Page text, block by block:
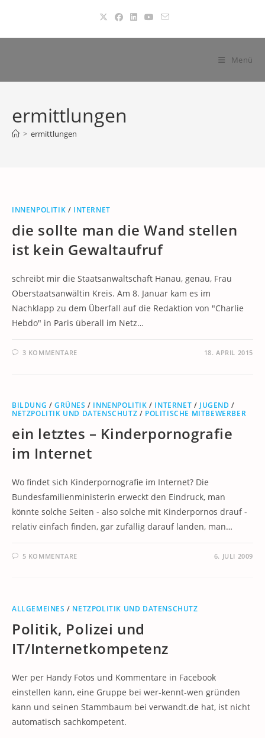
springen
Menü
ermittlungen
> ermittlungen
INNENPOLITIK / INTERNET
die sollte man die Wand stellen
ist kein Gewaltaufruf
schreibt mir die Staatsanwaltschaft Hanau, genau, Frau
Oberstaatsanwältin Kreis. Am 8. Januar kam es im
Nachklapp zu dem Überfall auf die Redaktion von "Charlie
Hebdo" in Paris überall im Netz…
3 KOMMENTARE 18. APRIL 2015
BILDUNG /GRÜNES / INNENPOLITIK / INTERNET / JUGEND /
NETZPOLITIK UND DATENSCHUTZ / POLITISCHE MITBEWERBER
ein letztes – Kinderpornografie
im Internet
Wo findet sich Kinderpornografie im Internet? Die
Bundesfamilienministerin erweckt den Eindruck, man
könnte solche Seiten - also solche mit Kinderpornos drauf -
relativ einfach finden, gar zufällig darauf landen, man…
5 KOMMENTARE 6. JULI 2009
ALLGEMEINES / NETZPOLITIK UND DATENSCHUTZ
Politik, Polizei und
IT/Internetkompetenz
Wer per Handy Fotos und Kommentare in Facebook
einstellen kann, eine Gruppe bei wer-kennt-wen gründen
kann und seinen Stammbaum bei verwandt.de hat, ist nicht
automatisch sachkompetent.